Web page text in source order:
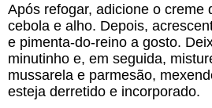
Após refogar, adicione o creme
cebola e alho. Depois,
e pimenta-do-reino a gosto.
minutinho e, em seguida,
mussarela e parmesão,
esteja derretido e incorporado.